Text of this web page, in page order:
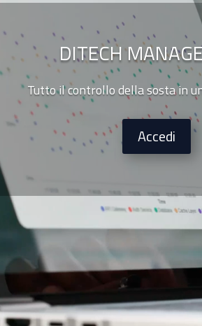
DITECH
Tutto il controllo della sosta in
Accedi